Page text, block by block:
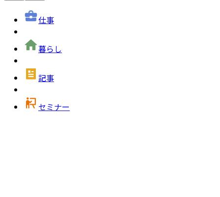
仕事
暮らし
記事
セミナー